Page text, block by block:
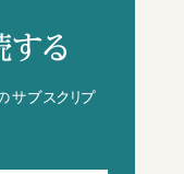
する
サブスクリプ